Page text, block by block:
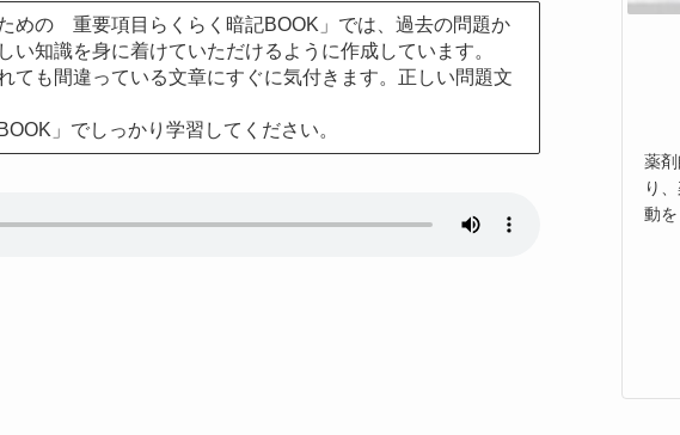
の 重要項目らくらく暗記BOOK」では、過去の問題か
知識を身に着けていただけるように作成しています。
ても間違っている文章にすぐに気付きます。正しい問題文
」でしっかり学習してください。
薬
り
動を